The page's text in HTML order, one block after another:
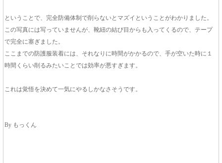
ということで、完全防備体制で削らないとマズイということがわかりました。
この写真には写っていませんが、靴紐の結び目からも入ってくるので、テープ
で完全に塞ぎました。
ここまでの防護服装着には、それなりに時間がかかるので、手が空いた時に１
時間くらい削るみたいことでは効率が悪すぎます。
これは覚悟を決めて一気にやるしかなさそうです。
By もっくん